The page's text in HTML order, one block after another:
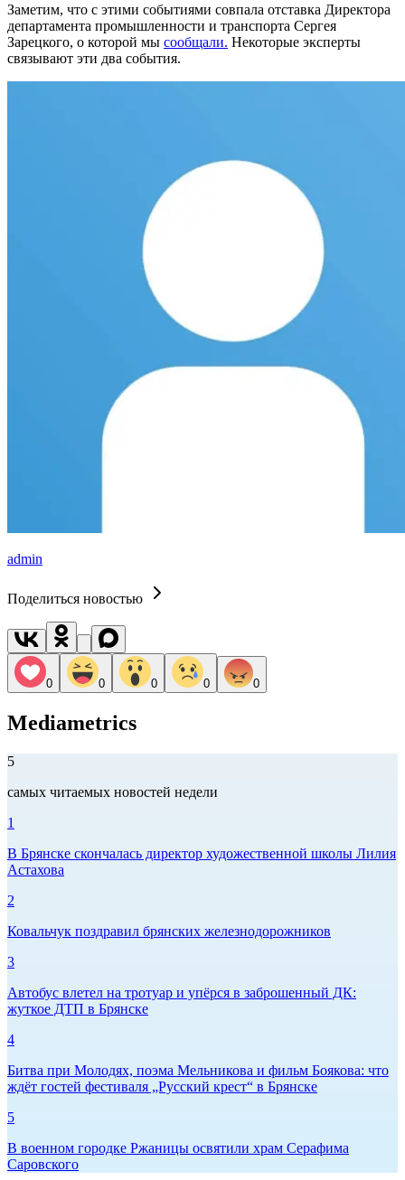
Заметим, что с этими событиями совпала отставка Директора
департамента промышленности и транспорта Сергея
Зарецкого, о которой мы сообщали. Некоторые эксперты
связывают эти два события.
admin
Поделиться новостью
0 0 0 0 0
Mediametrics
5
самых читаемых новостей недели
1
В Брянске скончалась директор художественной школы Лилия
Астахова
2
Ковальчук поздравил брянских железнодорожников
3
Автобус влетел на тротуар и упёрся в заброшенный ДК:
жуткое ДТП в Брянске
4
Битва при Молодях, поэма Мельникова и фильм Боякова: что
ждёт гостей фестиваля „Русский крест“ в Брянске
5
В военном городке Ржаницы освятили храм Серафима
Саровского